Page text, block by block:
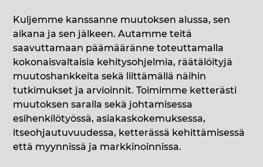
Kuljemme kanssanne muutoksen alussa, sen
aikana ja sen jälkeen. Autamme teitä
saavuttamaan päämääränne toteuttamalla
kokonaisvaltaisia kehitysohjelmia, räätälöityjä
muutoshankkeita sekä liittämällä näihin
tutkimukset ja arvioinnit. Toimimme ketterästi
muutoksen saralla sekä johtamisessa
esihenkilötyössä, asiakaskokemuksessa,
itseohjautuvuudessa, ketterässä kehittämisessä
että myynnissä ja markkinoinnissa.